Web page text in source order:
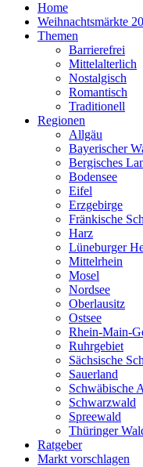
Home
Weihnachtsmärkte
Themen
Barrierefrei
Mittelalterlich
Nostalgisch
Romantisch
Traditionell
Regionen
Allgäu
Bayerischer
Bergisches
Bodensee
Eifel
Erzgebirge
Fränkische
Harz
Lüneburger
Mittelrhein
Mosel
Nordsee
Oberlausitz
Ostsee
Rhein-Main-
Ruhrgebiet
Sächsische
Sauerland
Schwäbische
Schwarzwald
Spreewald
Thüringer
Ratgeber
Markt vorschlagen